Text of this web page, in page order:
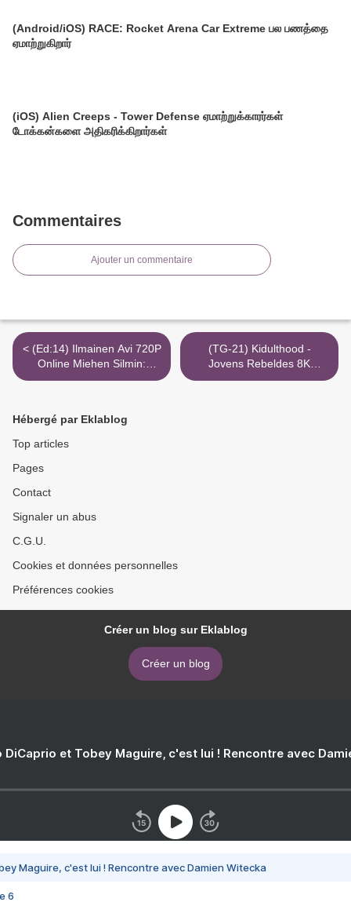
(Android/iOS) RACE: Rocket Arena Car Extreme பல பணத்தை
ஏமாற்றுகிறார்
(iOS) Alien Creeps - Tower Defense ஏமாற்றுக்காரர்கள்
டோக்கன்களை அதிகரிக்கிறார்கள்
Commentaires
Ajouter un commentaire
< (Ed:14) Ilmainen Avi 720P
Online Miehen Silmin:
Hyökkääjät Ja Puolustajat
(TG-21) Kidulthood -
Jovens Rebeldes 8K
Stream Mkv Assistir >
Hébergé par Eklablog
Top articles
Pages
Contact
Signaler un abus
C.G.U.
Cookies et données personnelles
Préférences cookies
Créer un blog sur Eklablog
Créer un blog
DiCaprio et Tobey Maguire, c'est lui ! Rencontre avec
Maguire, c'est lui ! Rencontre avec Damien Witecka
6